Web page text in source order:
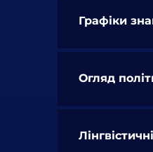
Графіки
Огляд